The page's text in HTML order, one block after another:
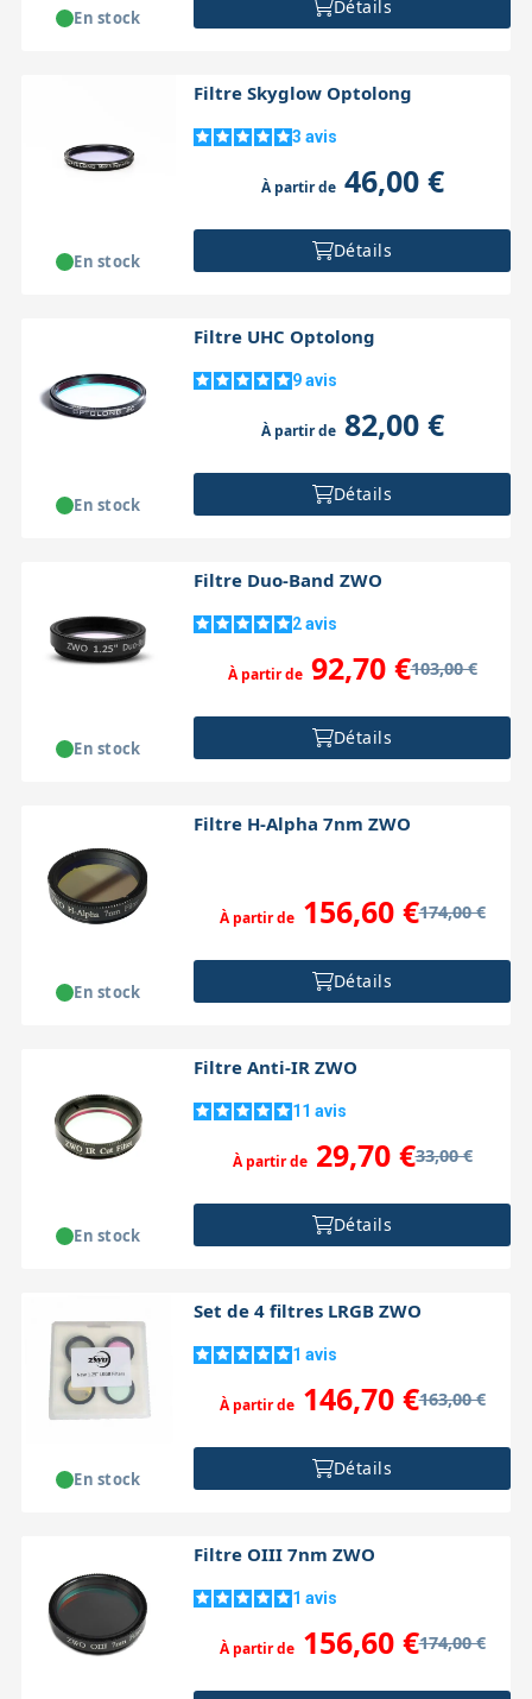
Détails
En stock
Filtre Skyglow Optolong
3 avis
À partir de46,00 €
Détails
En stock
Filtre UHC Optolong
9avis
À partir de82,00 €
Détails
En stock
Filtre Duo-Band ZWO
2avis
103,00 €
À partir de92,70 €
Détails
En stock
Filtre H-Alpha 7nm ZWO
174,00 €
À partir de156,60 €
Détails
En stock
Filtre Anti-IR ZWO
11 avis
33,00 €
À partir de29,70 €
Détails
En stock
Set de 4 filtres LRGB ZWO
1 avis
163,00 €
À partir de146,70 €
Détails
En stock
Filtre OIII 7nm ZWO
1 avis
174,00 €
À partir de156,60 €